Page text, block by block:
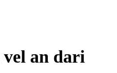
an dari